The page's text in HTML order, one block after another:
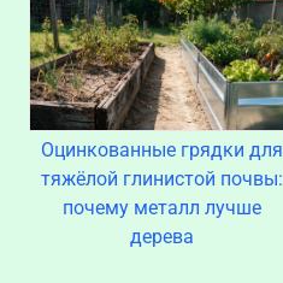
Оцинкованные грядки для
тяжёлой глинистой почвы:
почему металл лучше
дерева